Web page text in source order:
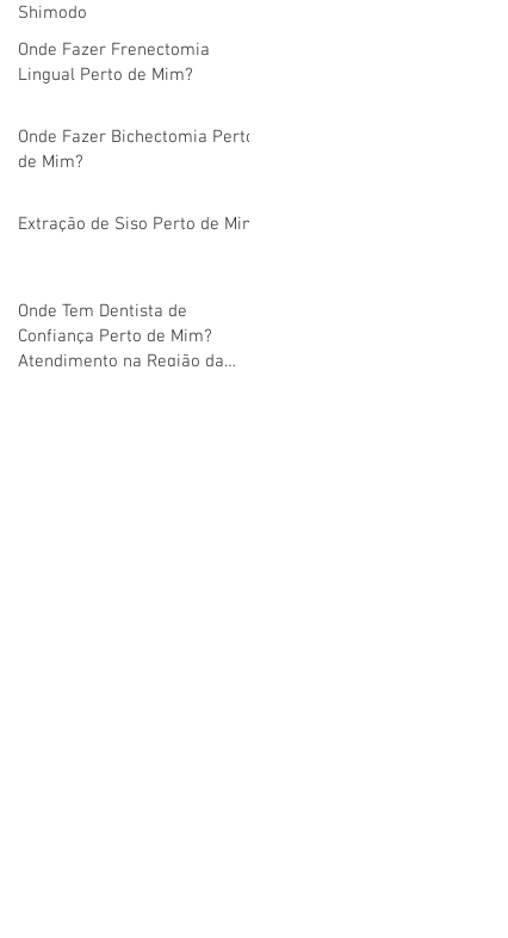
Shimodo
Onde Fazer Frenectomia
Lingual Perto de Mim?
Onde Fazer Bichectomia Perto
de Mim?
Extração de Siso Perto de Mim
Onde Tem Dentista de
Confiança Perto de Mim?
Atendimento na Região da